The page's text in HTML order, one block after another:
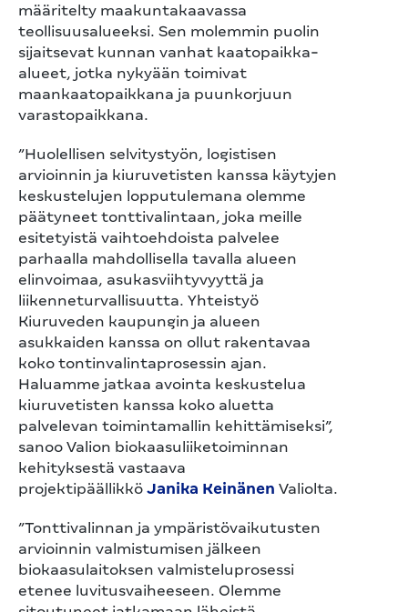
määritelty maakuntakaavassa
teollisuusalueeksi. Sen molemmin puolin
sijaitsevat kunnan vanhat kaatopaikka-
alueet, jotka nykyään toimivat
maankaatopaikkana ja puunkorjuun
varastopaikkana.
”Huolellisen selvitystyön, logistisen
arvioinnin ja kiuruvetisten kanssa käytyjen
keskustelujen lopputulemana olemme
päätyneet tonttivalintaan, joka meille
esitetyistä vaihtoehdoista palvelee
parhaalla mahdollisella tavalla alueen
elinvoimaa, asukasviihtyvyyttä ja
liikenneturvallisuutta. Yhteistyö
Kiuruveden kaupungin ja alueen
asukkaiden kanssa on ollut rakentavaa
koko tontinvalintaprosessin ajan.
Haluamme jatkaa avointa keskustelua
kiuruvetisten kanssa koko aluetta
palvelevan toimintamallin kehittämiseksi”,
sanoo Valion biokaasuliiketoiminnan
kehityksestä vastaava
projektipäällikkö Janika Keinänen Valiolta.
”Tonttivalinnan ja ympäristövaikutusten
arvioinnin valmistumisen jälkeen
biokaasulaitoksen valmisteluprosessi
etenee luvitusvaiheeseen. Olemme